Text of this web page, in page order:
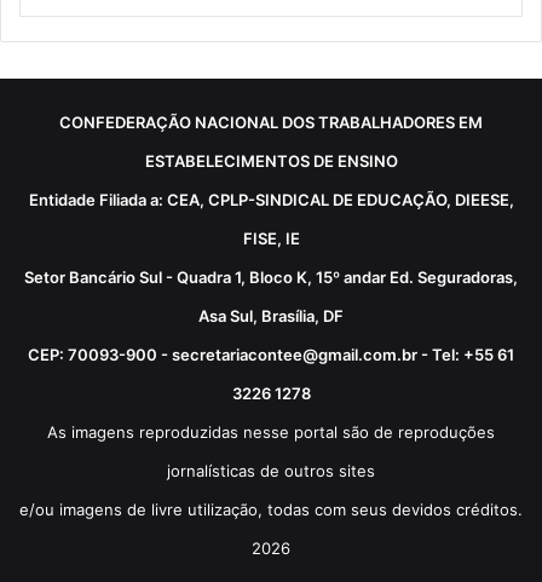
CONFEDERAÇÃO NACIONAL DOS TRABALHADORES EM
ESTABELECIMENTOS DE ENSINO
Entidade Filiada a: CEA, CPLP-SINDICAL DE EDUCAÇÃO, DIEESE,
FISE, IE
Setor Bancário Sul - Quadra 1, Bloco K, 15º andar Ed. Seguradoras,
Asa Sul, Brasília, DF
CEP: 70093-900 - secretariacontee@gmail.com.br - Tel: +55 61
3226 1278
As imagens reproduzidas nesse portal são de reproduções
jornalísticas de outros sites
e/ou imagens de livre utilização, todas com seus devidos créditos.
2026